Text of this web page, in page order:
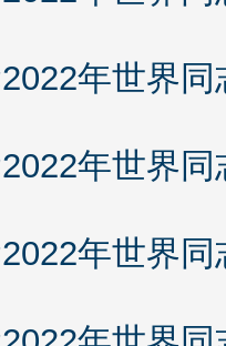
年世界
年世界
年世界